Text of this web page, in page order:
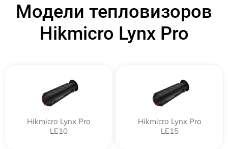
Модели тепловизоров
Hikmicro Lynx Pro
Hikmicro Lynx Pro
LE10
Hikmicro Lynx Pro
LE15